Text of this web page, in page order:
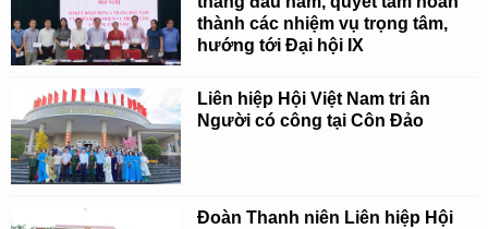
thành các nhiệm vụ trọng tâm,
hướng tới Đại hội IX
Liên hiệp Hội Việt Nam tri ân
Người có công tại Côn Đảo
Đoàn Thanh niên Liên hiệp Hội